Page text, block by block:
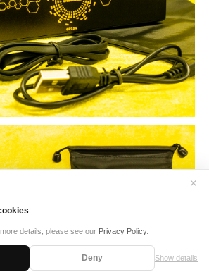
details, please see our Privacy Policy.
Deny Show details
✕